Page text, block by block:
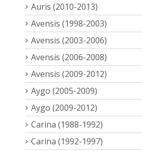
Auris (2010-2013)
Avensis (1998-2003)
Avensis (2003-2006)
Avensis (2006-2008)
Avensis (2009-2012)
Aygo (2005-2009)
Aygo (2009-2012)
Carina (1988-1992)
Carina (1992-1997)